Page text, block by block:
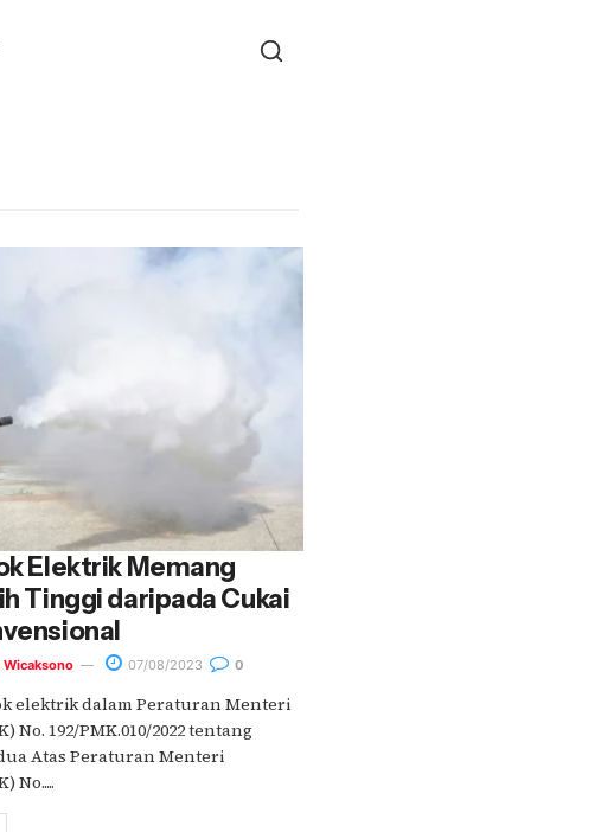
Elektrik Memang
Tinggi daripada Cukai
07/08/2023 0
elektrik dalam Peraturan Menteri
No. 192/PMK.010/2022 tentang
Atas Peraturan Menteri
No.....